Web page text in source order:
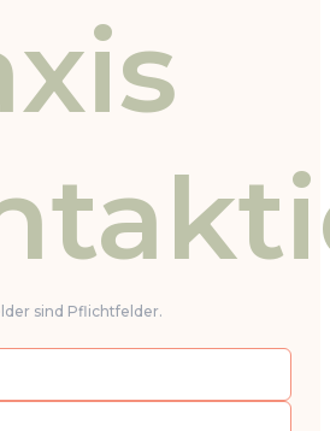
sind Pflichtfelder.